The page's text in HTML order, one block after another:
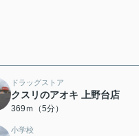
ドラッグストア
クスリのアオキ 上野台店
369ｍ（5分）
小学校